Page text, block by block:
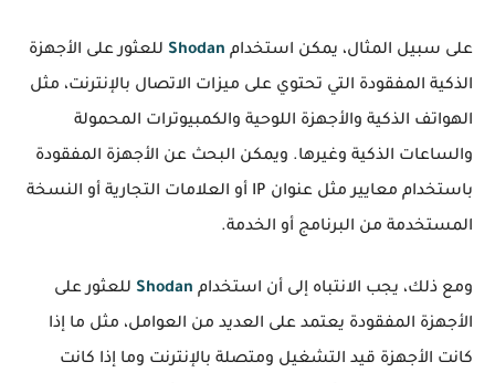
على سبيل المثال، يمكن استخدام Shodan للعثور على الأجهزة
الذكية المفقودة التي تحتوي على ميزات الاتصال بالإنترنت، مثل
الهواتف الذكية والأجهزة اللوحية والكمبيوترات المحمولة
والساعات الذكية وغيرها. ويمكن البحث عن الأجهزة المفقودة
باستخدام معايير مثل عنوان IP أو العلامات التجارية أو النسخة
المستخدمة من البرنامج أو الخدمة.
ومع ذلك، يجب الانتباه إلى أن استخدام Shodan للعثور على
الأجهزة المفقودة يعتمد على العديد من العوامل، مثل ما إذا
كانت الأجهزة قيد التشغيل ومتصلة بالإنترنت وما إذا كانت